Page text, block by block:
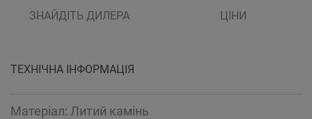
ЗНАЙДІТЬ ДИЛЕРА ЦІНИ
ТЕХНІЧНА ІНФОРМАЦІЯ
Mатеріал: Литий камінь